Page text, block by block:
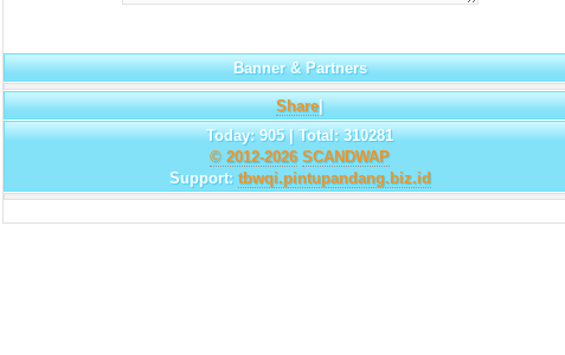
Banner & Partners
Share|
Today: 905 | Total: 310281
© 2012-2026 SCANDWAP
Support: tbwqi.pintupandang.biz.id